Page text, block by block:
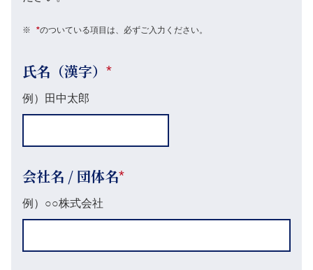
※ *のついている項目は、必ずご入力ください。
氏名（漢字） *
例）田中太郎
会社名 / 団体名*
例）○○株式会社